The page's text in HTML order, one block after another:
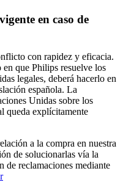
en caso de
con rapidez y eficacia.
que Philips resuelve los
legales, deberá hacerlo en
española. La
Unidas sobre los
queda explícitamente
a la compra en nuestra
de solucionarlas vía la
de reclamaciones mediante